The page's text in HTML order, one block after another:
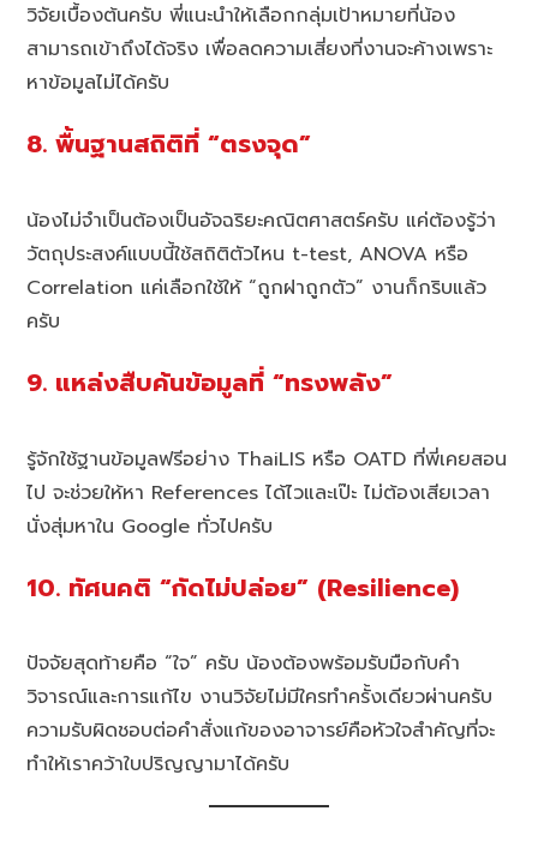
วิจัยเบื้องต้นครับ พี่แนะนำให้เลือกกลุ่มเป้าหมายที่น้อง
สามารถเข้าถึงได้จริง เพื่อลดความเสี่ยงที่งานจะค้างเพราะ
หาข้อมูลไม่ได้ครับ
8. พื้นฐานสถิติที่ “ตรงจุด”
น้องไม่จำเป็นต้องเป็นอัจฉริยะคณิตศาสตร์ครับ แค่ต้องรู้ว่า
วัตถุประสงค์แบบนี้ใช้สถิติตัวไหน t-test, ANOVA หรือ
Correlation แค่เลือกใช้ให้ “ถูกฝาถูกตัว” งานก็กริบแล้ว
ครับ
9. แหล่งสืบค้นข้อมูลที่ “ทรงพลัง”
รู้จักใช้ฐานข้อมูลฟรีอย่าง ThaiLIS หรือ OATD ที่พี่เคยสอน
ไป จะช่วยให้หา References ได้ไวและเป๊ะ ไม่ต้องเสียเวลา
นั่งสุ่มหาใน Google ทั่วไปครับ
10. ทัศนคติ “กัดไม่ปล่อย” (Resilience)
ปัจจัยสุดท้ายคือ “ใจ” ครับ น้องต้องพร้อมรับมือกับคำ
วิจารณ์และการแก้ไข งานวิจัยไม่มีใครทำครั้งเดียวผ่านครับ
ความรับผิดชอบต่อคำสั่งแก้ของอาจารย์คือหัวใจสำคัญที่จะ
ทำให้เราคว้าใบปริญญามาได้ครับ